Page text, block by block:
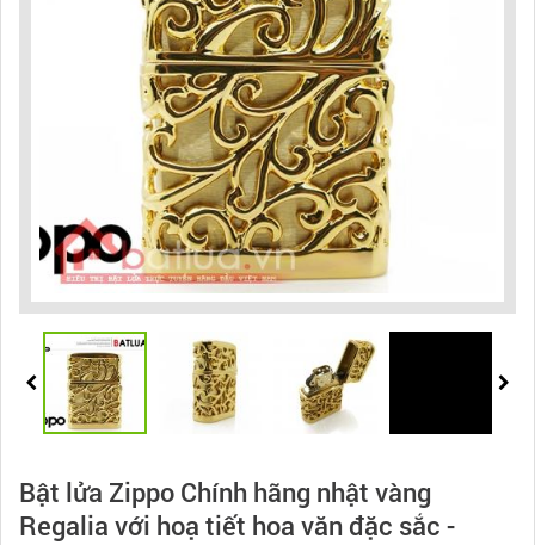
Bật lửa Zippo Chính hãng nhật vàng
Regalia với hoạ tiết hoa văn đặc sắc -